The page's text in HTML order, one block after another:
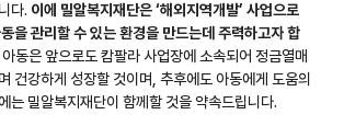
다. 이에 밀알복지재단은 ‘해외지역개발’ 사업으로
을 관리할 수 있는 환경을 만드는데 주력하고자 합
동은 앞으로도 캄팔라 사업장에 소속되어 정금열매
건강하게 성장할 것이며, 추후에도 아동에게 도움의
는 밀알복지재단이 함께할 것을 약속드립니다.